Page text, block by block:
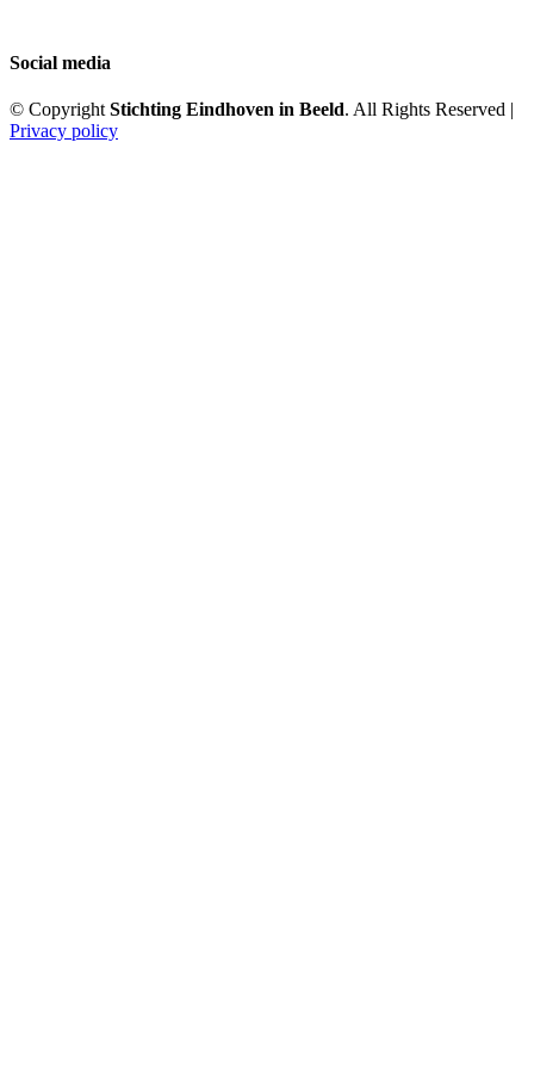
Social media
© Copyright Stichting Eindhoven in Beeld. All Rights Reserved |
Privacy policy